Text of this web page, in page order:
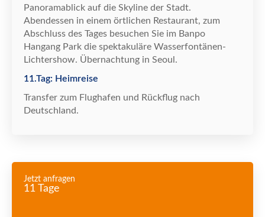
Panoramablick auf die Skyline der Stadt.
Abendessen in einem örtlichen Restaurant, zum
Abschluss des Tages besuchen Sie im Banpo
Hangang Park die spektakul äre Wasserfontänen-
Lichtershow. Übernachtung in Seoul.
11.Tag: Heimreise
Transfer zum Flughafen und Rückflug nach
Deutschland.
Jetzt anfragen
11 Tage